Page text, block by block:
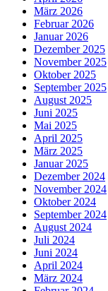
März 2026
Februar 2026
Januar 2026
Dezember 2025
November 2025
Oktober 2025
September 2025
August 2025
Juni 2025
Mai 2025
April 2025
März 2025
Januar 2025
Dezember 2024
November 2024
Oktober 2024
September 2024
August 2024
Juli 2024
Juni 2024
April 2024
März 2024